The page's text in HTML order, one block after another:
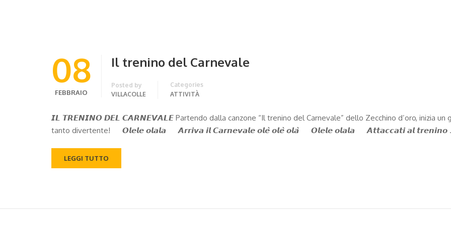
08
FEBBRAIO
Il trenino del Carnevale
Posted by
VILLACOLLE
Categories
ATTIVITÀ
𝙄𝙇 𝙏𝙍𝙀𝙉𝙄𝙉𝙊 𝘿𝙀𝙇 𝘾𝘼𝙍𝙉𝙀𝙑𝘼𝙇𝙀 Partendo dalla canzone “Il trenino del Carnevale” dello Zecchino d’oro, inizia un
tanto divertente! 𝙊𝙡𝙚𝙡𝙚 𝙤𝙡𝙖𝙡𝙖 𝘼𝙧𝙧𝙞𝙫𝙖 𝙞𝙡 𝘾𝙖𝙧𝙣𝙚𝙫𝙖𝙡𝙚 𝙤𝙡𝙚̀ 𝙤𝙡𝙚̀ 𝙤𝙡𝙖̀ 𝙊𝙡𝙚𝙡𝙚 𝙤𝙡𝙖𝙡𝙖 𝘼𝙩𝙩𝙖𝙘𝙘𝙖𝙩𝙞 𝙖𝙡 𝙩𝙧𝙚𝙣𝙞𝙣𝙤
LEGGI TUTTO